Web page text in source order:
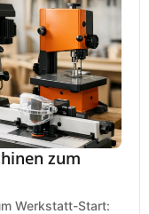
zum
Werkstatt-Start: